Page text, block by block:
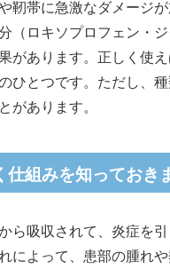
靭帯に急激なダメージ
（ロキソプロフェン・
があります。正しく使
ひとつです。ただし、
があります。
組みを知っておき
ら吸収されて、炎症を
によって、患部の腫れ